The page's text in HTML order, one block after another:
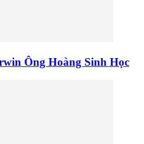
Ông Hoàng Sinh Học